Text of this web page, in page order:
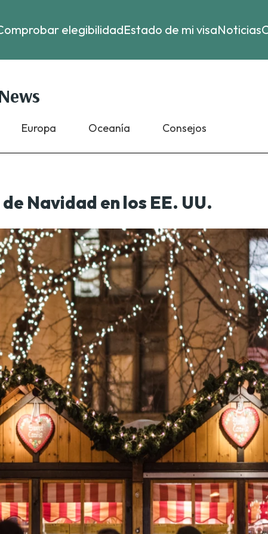
elegibilidadEstado de mi visaNoticias
News
Europa Oceanía Consejos
Navidad en los EE. UU.